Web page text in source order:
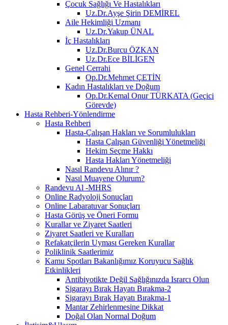
Çocuk Sağlığı Ve Hastalıkları
Uz.Dr.Ayşe Şirin DEMİREL
Aile Hekimliği Uzmanı
Uz.Dr.Yakup ÜNAL
İç Hastalıkları
Uz.Dr.Burcu ÖZKAN
Uz.Dr.Ece BİLİGEN
Genel Cerrahi
Op.Dr.Mehmet ÇETİN
Kadın Hastalıkları ve Doğum
Op.Dr.Kemal Onur TÜRKATA (Geçici
Görevde)
Hasta Rehberi-Yönlendirme
Hasta Rehberi
Hasta-Çalışan Hakları ve Sorumlulukları
Hasta Çalışan Güvenliği Yönetmeliği
Hekim Seçme Hakkı
Hasta Hakları Yönetmeliği
Nasıl Randevu Alınır ?
Nasıl Muayene Olurum?
Randevu Al -MHRS
Online Radyoloji Sonuçları
Online Labaratuvar Sonuçları
Hasta Görüş ve Öneri Formu
Kurallar ve Ziyaret Saatleri
Ziyaret Saatleri ve Kuralları
Refakatçilerin Uyması Gereken Kurallar
Poliklinik Saatlerimiz
Kamu Spotları Bakanlığımız Koruyucu Sağlık
Etkinlikleri
Antibiyotikte Değil Sağlığınızda Israrcı Olun
Sigarayı Bırak Hayatı Bırakma-2
Sigarayı Bırak Hayatı Bırakma-1
Mantar Zehirlenmesine Dikkat
Doğal Olan Normal Doğum